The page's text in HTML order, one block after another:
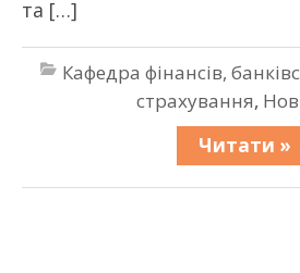
та […]
Кафедра фінансів,
страхування,
Читати »